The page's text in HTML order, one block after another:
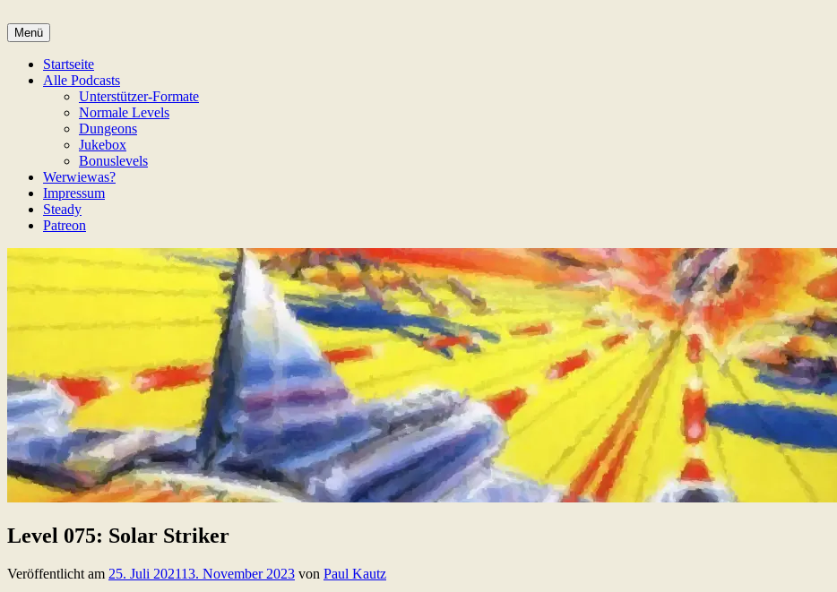
Inhalt
springen
Game Not Over
Menü
Startseite
Alle Podcasts
Unterstützer-Formate
Normale Levels
Dungeons
Jukebox
Bonuslevels
Werwiewas?
Impressum
Steady
Patreon
Level 075: Solar Striker
Veröffentlicht am 25. Juli 202113. November 2023 von Paul Kautz